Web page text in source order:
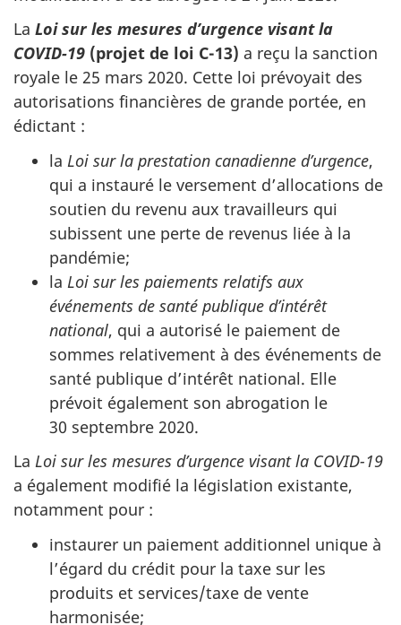
La Loi sur les mesures d’urgence visant la
COVID-19 (projet de loi C-13) a reçu la sanction
royale le 25 mars 2020. Cette loi prévoyait des
autorisations financières de grande portée, en
édictant :
la Loi sur la prestation canadienne d’urgence,
qui a instauré le versement d’allocations de
soutien du revenu aux travailleurs qui
subissent une perte de revenus liée à la
pandémie;
la Loi sur les paiements relatifs aux
événements de santé publique d’intérêt
national, qui a autorisé le paiement de
sommes relativement à des événements de
santé publique d’intérêt national. Elle
prévoit également son abrogation le
30 septembre 2020.
La Loi sur les mesures d’urgence visant la COVID-19
a également modifié la législation existante,
notamment pour :
instaurer un paiement additionnel unique à
l’égard du crédit pour la taxe sur les
produits et services/taxe de vente
harmonisée;